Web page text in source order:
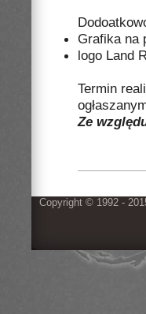
Grafika na
logo Land
Termin
Ze
Copyright © 1992 -